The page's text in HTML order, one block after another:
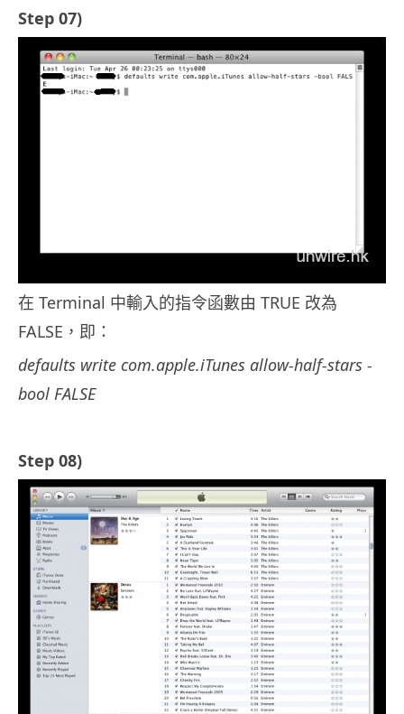
Step 07)
在 Terminal 中輸入的指令函數由 TRUE 改為
FALSE，即：
defaults write com.apple.iTunes allow-half-stars -
bool FALSE
Step 08)